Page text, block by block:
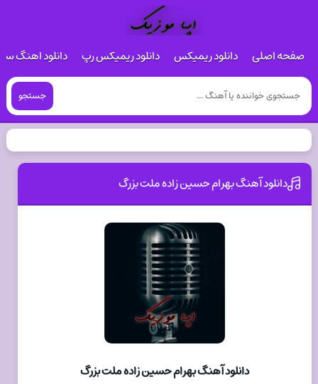
صفحه اصلی دانلود ریمیکس دانلود ریمیکس رپ دانلود اهنگ
جستجو
دانلود آهنگ بهرام حسین زاده ملت بزرگ
دانلود آهنگ بهرام حسین زاده ملت بزرگ